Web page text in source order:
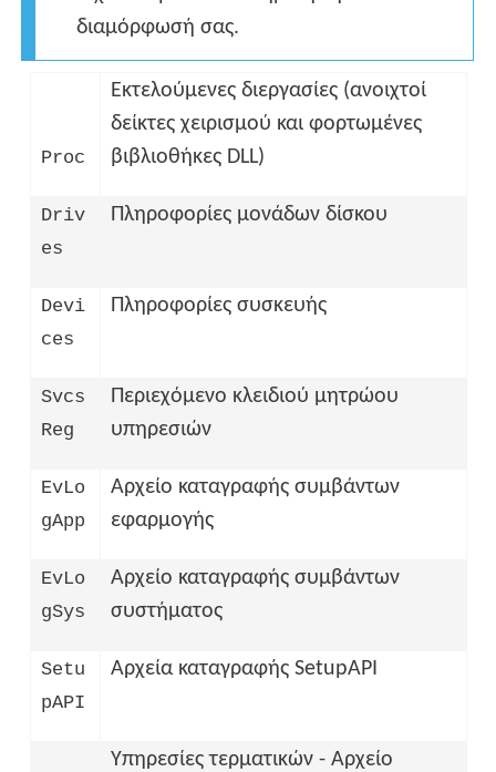
διαμόρφωσή σας.
Proc
Εκτελούμενες διεργασίες (ανοιχτοί
δείκτες χειρισμού και φορτωμένες
βιβλιοθήκες DLL)
Driv
es
Πληροφορίες μονάδων δίσκου
Devi
ces
Πληροφορίες συσκευής
Svcs
Reg
Περιεχόμενο κλειδιού μητρώου
υπηρεσιών
EvLo
gApp
Αρχείο καταγραφής συμβάντων
εφαρμογής
EvLo
gSys
Αρχείο καταγραφής συμβάντων
συστήματος
Setu
pAPI
Αρχεία καταγραφής SetupAPI
Υπηρεσίες τερματικών - Αρχείο